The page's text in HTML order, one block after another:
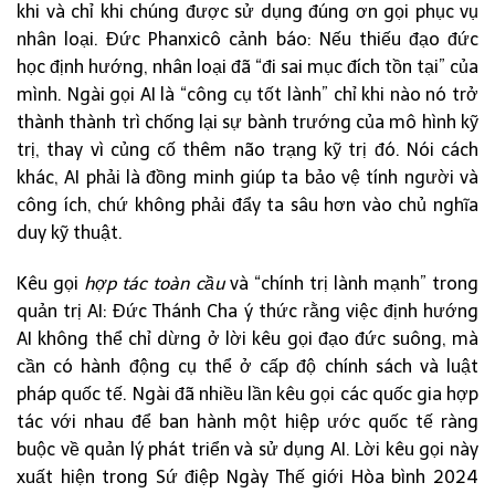
khi và chỉ khi chúng được sử dụng đúng ơn gọi phục vụ
nhân loại. Đức Phanxicô cảnh báo: Nếu thiếu đạo đức
học định hướng, nhân loại đã “đi sai mục đích tồn tại” của
mình. Ngài gọi AI là “công cụ tốt lành” chỉ khi nào nó trở
thành thành trì chống lại sự bành trướng của mô hình kỹ
trị, thay vì củng cố thêm não trạng kỹ trị đó. Nói cách
khác, AI phải là đồng minh giúp ta bảo vệ tính người và
công ích, chứ không phải đẩy ta sâu hơn vào chủ nghĩa
duy kỹ thuật.
Kêu gọi hợp tác toàn cầuvà “chính trị lành mạnh” trong
quản trị AI: Đức Thánh Cha ý thức rằng việc định hướng
AI không thể chỉ dừng ở lời kêu gọi đạo đức suông, mà
cần có hành động cụ thể ở cấp độ chính sách và luật
pháp quốc tế. Ngài đã nhiều lần kêu gọi các quốc gia hợp
tác với nhau để ban hành một hiệp ước quốc tế ràng
buộc về quản lý phát triển và sử dụng AI. Lời kêu gọi này
xuất hiện trong Sứ điệp Ngày Thế giới Hòa bình 2024